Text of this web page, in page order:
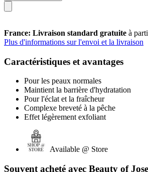
France: Livraison standard gratuite à
Plus d'informations sur l'envoi et la livraison
Caractéristiques et avantages
Pour les peaux normales
Maintient la barrière d'hydratation
Pour l'éclat et la fraîcheur
Complexe breveté à la pêche
Effet légèrement exfoliant
Available @ Store
Souvent acheté avec Beauty of